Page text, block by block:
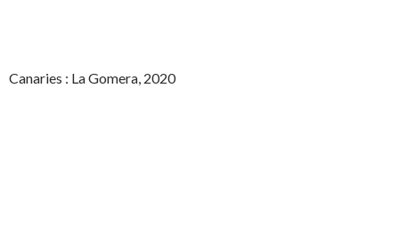
Canaries : La Gomera, 2020